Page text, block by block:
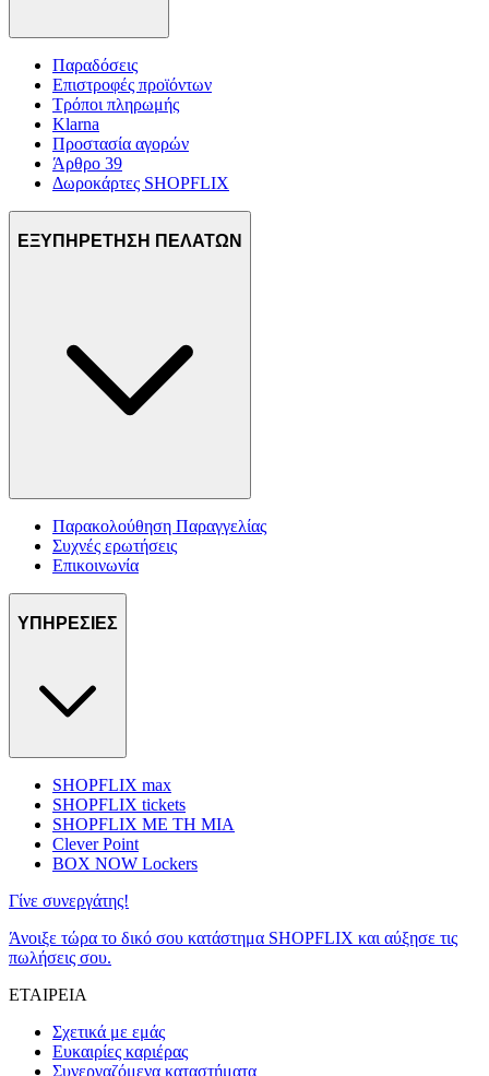
Παραδόσεις
Επιστροφές προϊόντων
Τρόποι πληρωμής
Klarna
Προστασία αγορών
Άρθρο 39
Δωροκάρτες SHOPFLIX
ΕΞΥΠΗΡΕΤΗΣΗ ΠΕΛΑΤΩΝ
Παρακολούθηση Παραγγελίας
Συχνές ερωτήσεις
Επικοινωνία
ΥΠΗΡΕΣΙΕΣ
SHOPFLIX max
SHOPFLIX tickets
SHOPFLIX ΜΕ ΤΗ ΜΙΑ
Clever Point
BOX NOW Lockers
Γίνε συνεργάτης!
Άνοιξε τώρα το δικό σου κατάστημα SHOPFLIX και αύξησε τις
πωλήσεις σου.
ΕΤΑΙΡΕΙΑ
Σχετικά με εμάς
Ευκαιρίες καριέρας
Συνεργαζόμενα καταστήματα